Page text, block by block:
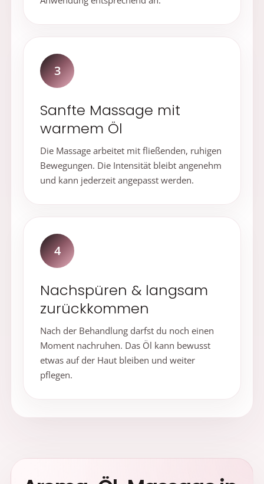
3
Sanfte Massage mit
warmem Öl
Die Massage arbeitet mit fließenden, ruhigen
Bewegungen. Die Intensität bleibt angenehm
und kann jederzeit angepasst werden.
4
Nachspüren & langsam
zurückkommen
Nach der Behandlung darfst du noch einen
Moment nachruhen. Das Öl kann bewusst
etwas auf der Haut bleiben und weiter
pflegen.